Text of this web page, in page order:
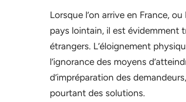
Lorsque l’on arrive en France,
pays lointain, il est évidemment
étrangers. L’éloignement
l’ignorance des moyens
d’impréparation des
pourtant des solutions.